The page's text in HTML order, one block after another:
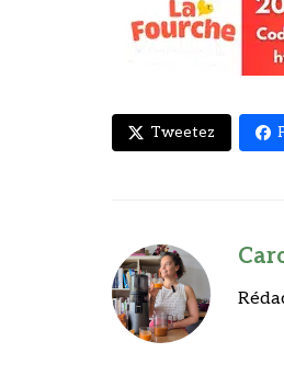
Tweetez